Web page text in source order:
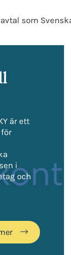
som
är ett
i
och